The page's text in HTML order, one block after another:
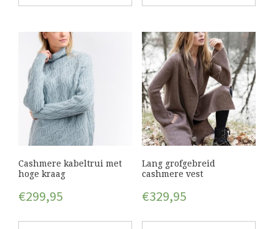
Cashmere kabeltrui met
hoge kraag
€299,95
Lang grofgebreid
cashmere vest
€329,95